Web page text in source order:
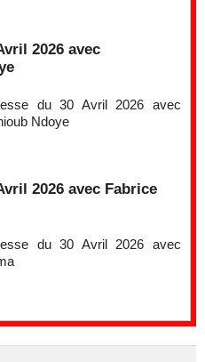
2026 avec
du 30 Avril 2026 avec
Ndoye
2026 avec Fabrice
du 30 Avril 2026 avec